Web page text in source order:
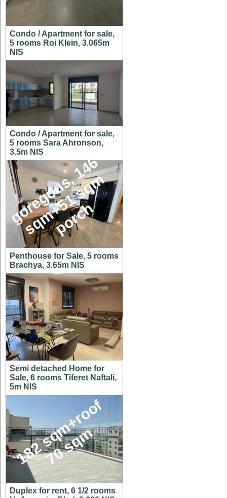
Condo / Apartment for sale,
5 rooms Roi Klein, 3.065m
NIS
Condo / Apartment for sale,
5 rooms Sara Ahronson,
3.5m NIS
g
o
r
e
g
o
u
s
,
1
4
6
s
q
m
+
5
1
s
q
m
p
o
r
c
h
Penthouse for Sale, 5 rooms
Brachya, 3.65m NIS
Semi detached Home for
Sale, 6 rooms Tiferet Naftali,
5m NIS
1
8
2
s
q
m
+
r
o
o
f
7
0
s
q
m
Duplex for rent, 6 1/2 rooms